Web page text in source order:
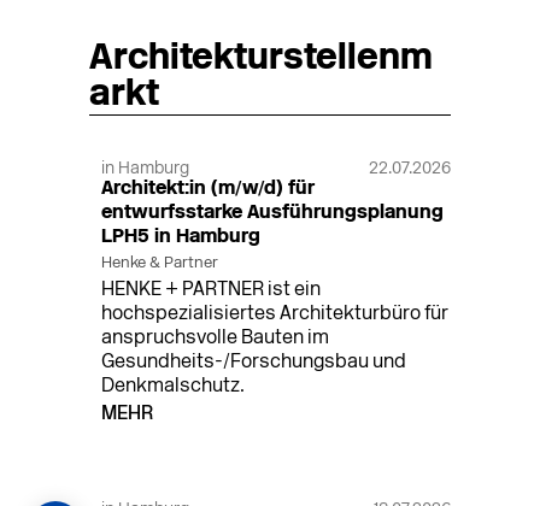
Architekturstellenm
arkt
in Hamburg 22.07.2026
Architekt:in (m/w/d) für
entwurfsstarke Ausführungsplanung
LPH5 in Hamburg
Henke & Partner
HENKE + PARTNER ist ein
hochspezialisiertes Architekturbüro für
anspruchsvolle Bauten im
Gesundheits-/Forschungsbau und
Denkmalschutz.
MEHR